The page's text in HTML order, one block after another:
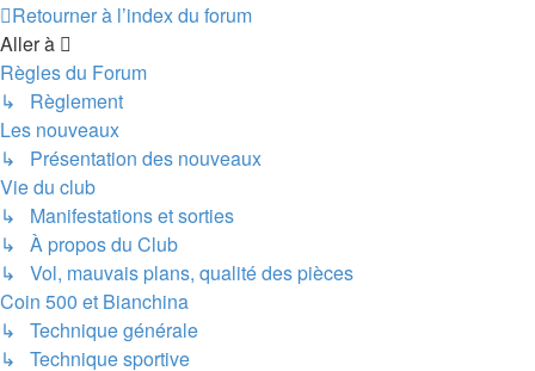
Retourner à l’index du forum
Aller à
Règles du Forum
↳ Règlement
Les nouveaux
↳ Présentation des nouveaux
Vie du club
↳ Manifestations et sorties
↳ À propos du Club
↳ Vol, mauvais plans, qualité des pièces
Coin 500 et Bianchina
↳ Technique générale
↳ Technique sportive